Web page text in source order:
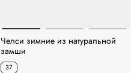
Челси зимние из натуральной
замши
37